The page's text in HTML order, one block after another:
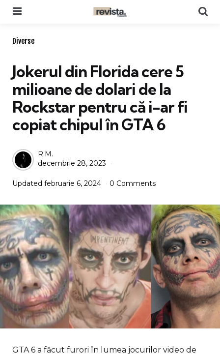
Categories
Diverse
Jokerul din Florida cere 5
milioane de dolari de la
Rockstar pentru că i-ar fi
copiat chipul în GTA 6
Posted
by
R.M.
decembrie 28, 2023
Updated februarie 6, 2024 0 Comments
GTA 6 a făcut furori în lumea jocurilor video de